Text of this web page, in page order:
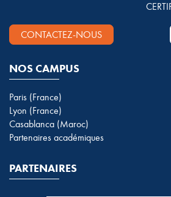
CONTACTEZ-NOUS
NOS CAMPUS
Paris (France)
Lyon (France)
Casablanca (Maroc)
Partenaires académiques
PARTENAIRES